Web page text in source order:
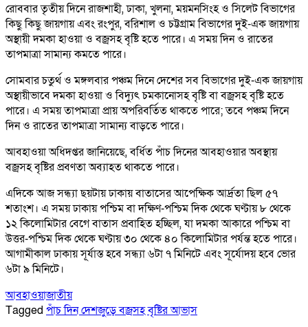
রোববার তৃতীয় দিনে রাজশাহী, ঢাকা, খুলনা, ময়মনসিংহ ও সিলেট বিভাগের
কিছু কিছু জায়গায় এবং রংপুর, বরিশাল ও চট্টগ্রাম বিভাগের দুই-এক জায়গায়
অস্থায়ী দমকা হাওয়া ও বজ্রসহ বৃষ্টি হতে পারে। এ সময় দিন ও রাতের
তাপমাত্রা সামান্য কমতে পারে।
সোমবার চতুর্থ ও মঙ্গলবার পঞ্চম দিনে দেশের সব বিভাগের দুই-এক জায়গায়
অস্থায়ীভাবে দমকা হাওয়া ও বিদ্যুৎ চমকানোসহ বৃষ্টি বা বজ্রসহ বৃষ্টি হতে
পারে। এ সময় তাপমাত্রা প্রায় অপরিবর্তিত থাকতে পারে; তবে পঞ্চম দিনে
দিন ও রাতের তাপমাত্রা সামান্য বাড়তে পারে।
আবহাওয়া অধিদপ্তর জানিয়েছে, বর্ধিত পাঁচ দিনের আবহাওয়ার অবস্থায়
বজ্রসহ বৃষ্টির প্রবণতা অব্যাহত থাকতে পারে।
এদিকে আজ সন্ধ্যা ছয়টায় ঢাকায় বাতাসের আপেক্ষিক আর্দ্রতা ছিল ৫৭
শতাংশ। এ সময় ঢাকায় পশ্চিম বা দক্ষিণ-পশ্চিম দিক থেকে ঘণ্টায় ৮ থেকে
১২ কিলোমিটার বেগে বাতাস প্রবাহিত হচ্ছিল, যা দমকা আকারে পশ্চিম বা
উত্তর-পশ্চিম দিক থেকে ঘণ্টায় ৩০ থেকে ৪০ কিলোমিটার পর্যন্ত হতে পারে।
আগামীকাল ঢাকায় সূর্যাস্ত হবে সন্ধ্যা ৬টা ৭ মিনিটে এবং সূর্যোদয় হবে ভোর
৬টা ৯ মিনিটে।
আবহাওয়াজাতীয়
Tagged পাঁচ দিন দেশজুড়ে বজ্রসহ বৃষ্টির আভাস